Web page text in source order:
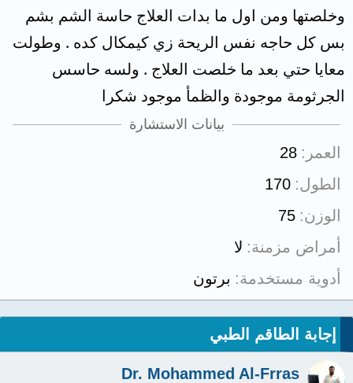
وخلصتها ومن اول ما بدات العلاج حاسة الشم بشم
بس كل حاجه نفس الريحة زي كيمكال كده . وطولت
معايا حتي بعد ما خلصت العلاج . ولسه حاسس
الجرثومة موجودة والظمأ موجود شكرا
بيانات الاستشارة
العمر
28
الطول 170
الوزن 75
أمراض مزمنة لا
أدوية مستخدمة
برتون
إجابة الطاقم الطبي
Dr. Mohammed Al-Frras